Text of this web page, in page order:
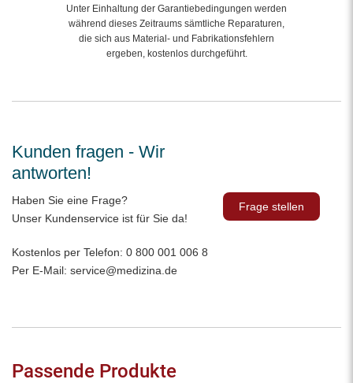
Unter Einhaltung der Garantiebedingungen werden
während dieses Zeitraums sämtliche Reparaturen,
die sich aus Material- und Fabrikationsfehlern
ergeben, kostenlos durchgeführt.
Kunden fragen - Wir
antworten!
Haben Sie eine Frage?
Unser Kundenservice ist für Sie da!
Kostenlos per Telefon: 0 800 001 006 8
Per E-Mail: service@medizina.de
Frage stellen
Passende Produkte